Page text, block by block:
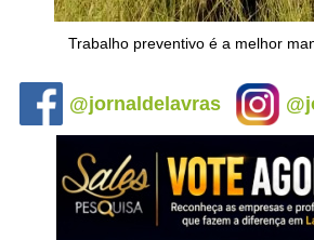
Trabalho preventivo é a melhor
@jornaldelavras